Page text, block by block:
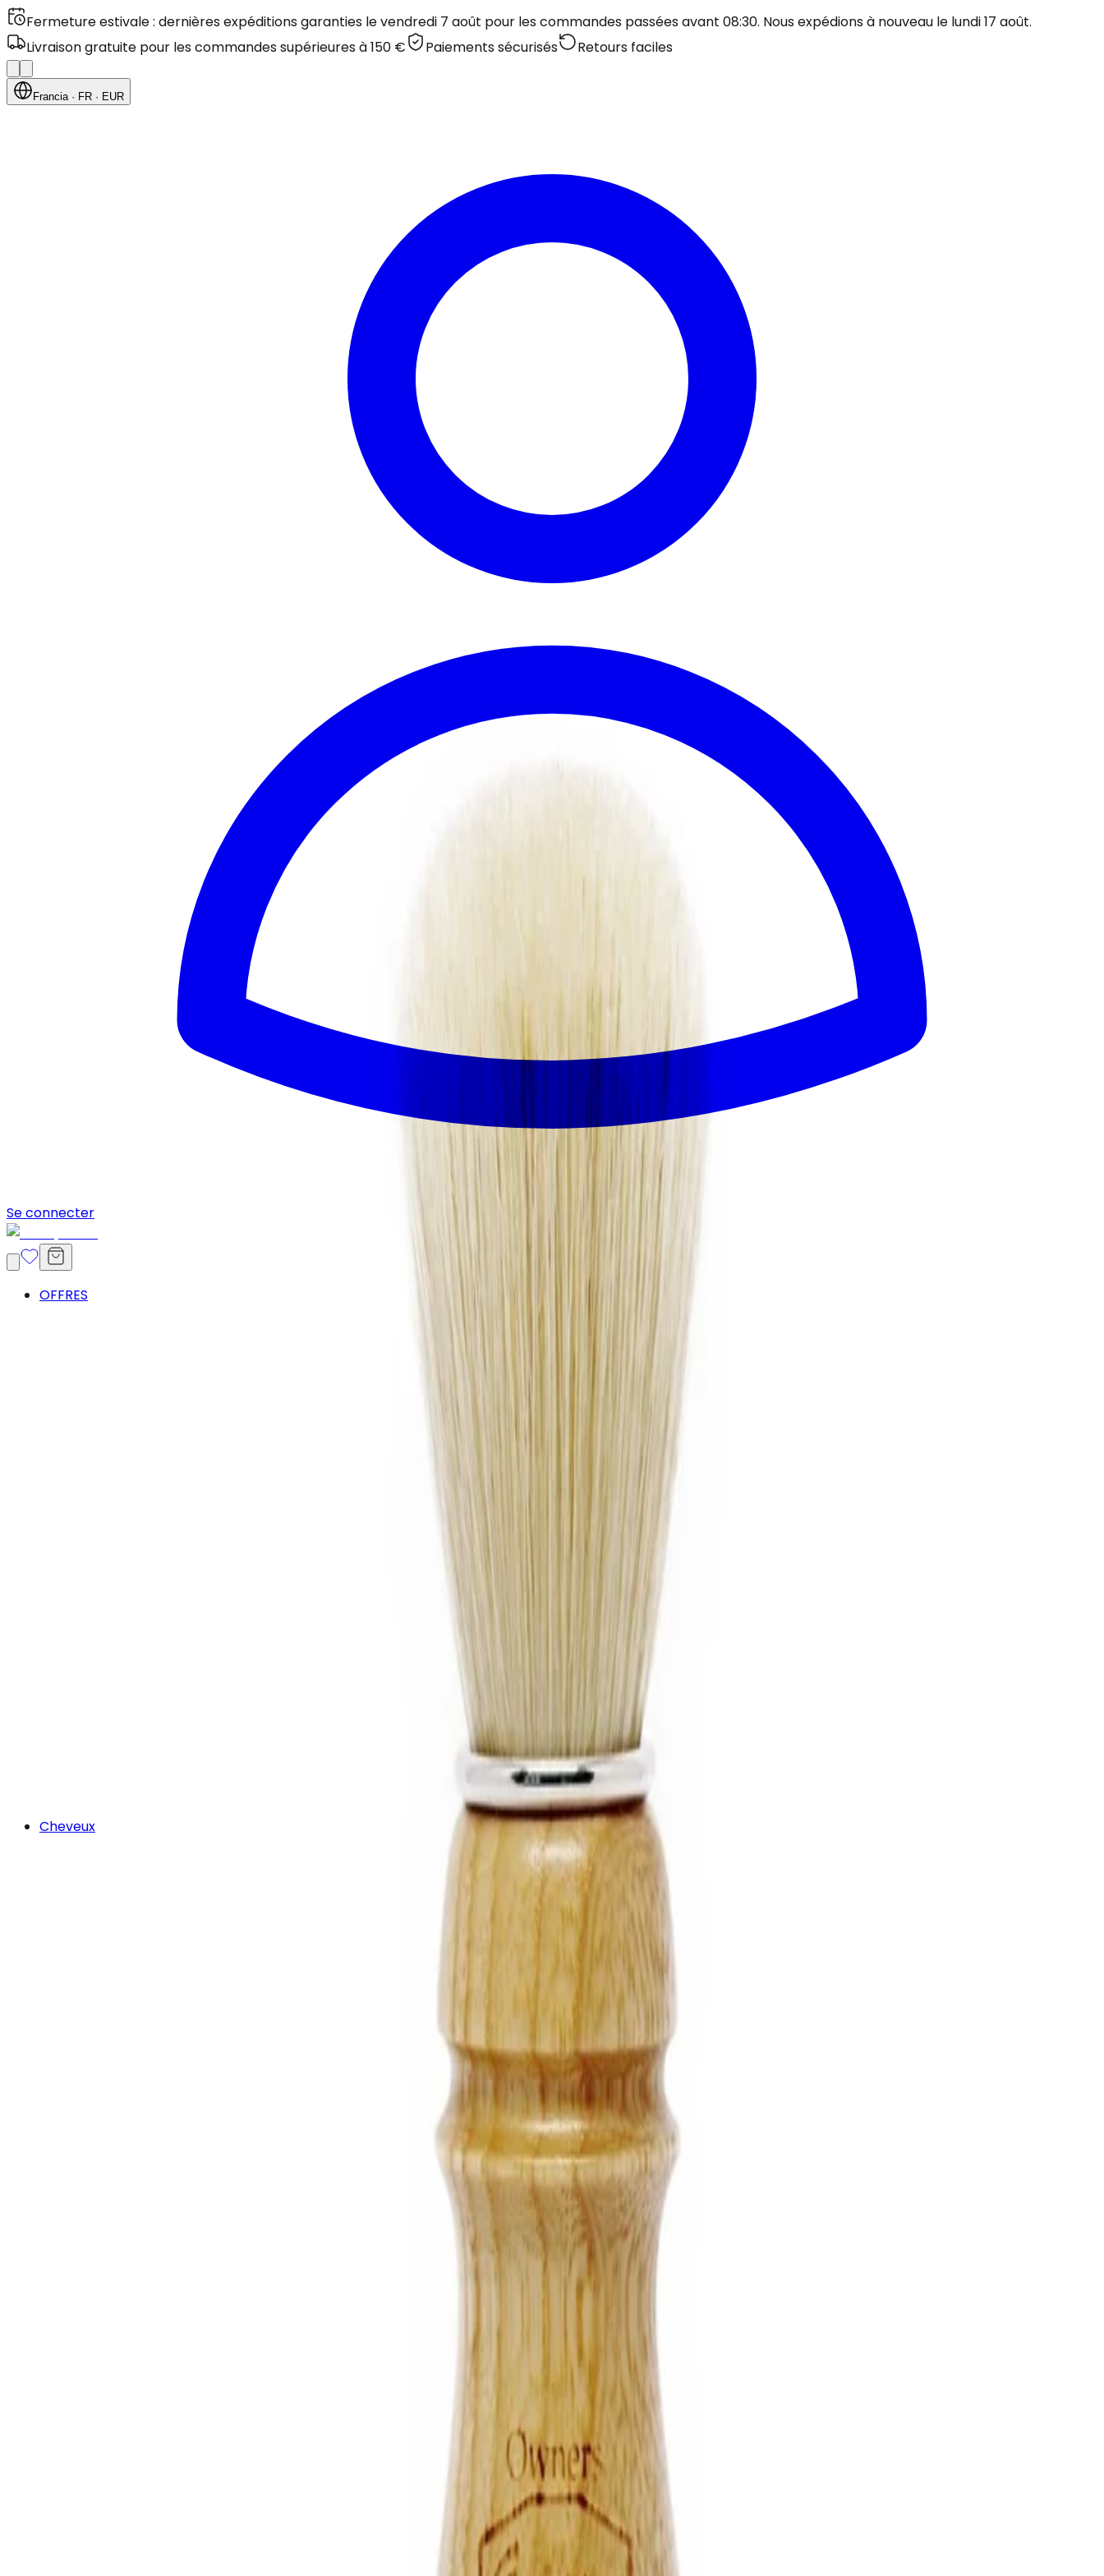
Fermeture estivale : dernières expéditions garanties le vendredi 7 août pour les commandes passées avant 08:30. Nous expédions à nouveau le lundi 17 août.
Livraison gratuite pour les commandes supérieures à 150 €
Paiements sécurisés Retours faciles
Francia· FR · EUR
Se connecter
OFFRES
Cheveux